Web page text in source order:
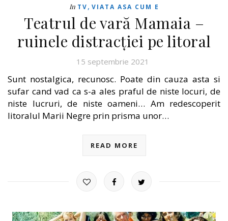
In TV, VIATA ASA CUM E
Teatrul de vară Mamaia –
ruinele distracției pe litoral
15 septembrie 2021
Sunt nostalgica, recunosc. Poate din cauza asta si
sufar cand vad ca s-a ales praful de niste locuri, de
niste lucruri, de niste oameni… Am redescoperit
litoralul Marii Negre prin prisma unor…
READ MORE